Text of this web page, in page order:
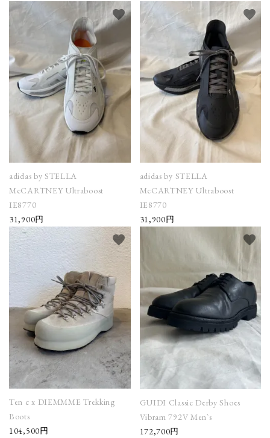
adidas by STELLA
McCARTNEY Ultraboost
IE8770
31,900円
favorite
adidas by STELLA
McCARTNEY Ultraboost
IE8770
31,900円
favorite
Ten c x DIEMMME Trekking
Boots
104,500円
favorite
GUIDI Classic Derby Shoes
Vibram 792V Men`s
172,700円
favorite